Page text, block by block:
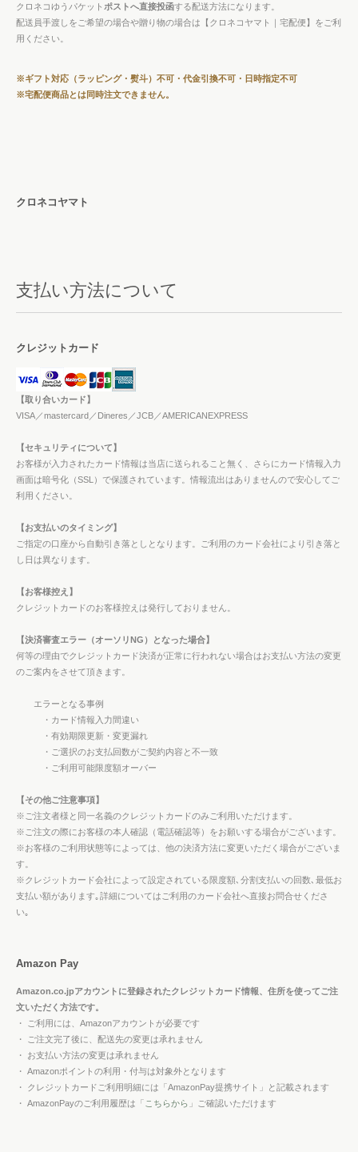
クロネコゆうパケット ポストへ直接投函する配送方法になります。
配送員手渡しをご希望の場合や贈り物の場合は【クロネコヤマト｜宅配便】をご利
用ください。
※ギフト対応（ラッピング・熨斗）不可・代金引換不可・日時指定不可
※宅配便商品とは同時注文できません。
クロネコヤマト
支払い方法について
クレジットカード
【取り合いカード】
VISA／mastercard／Dineres／JCB／AMERICANEXPRESS
【セキュリティについて】
お客様が入力されたカード情報は当店に送られること無く、さらにカード情報入力
画面は暗号化（SSL）で保護されています。情報流出はありませんので安心してご
利用ください。
【お支払いのタイミング】
ご指定の口座から自動引き落としとなります。ご利用のカード会社により引き落と
し日は異なります。
【お客様控え】
クレジットカードのお客様控えは発行しておりません。
【決済審査エラー（オーソリNG）となった場合】
何等の理由でクレジットカード決済が正常に行われない場合はお支払い方法の変更
のご案内をさせて頂きます。
エラーとなる事例
・カード情報入力間違い
・有効期限更新・変更漏れ
・ご選択のお支払回数がご契約内容と不一致
・ご利用可能限度額オーバー
【その他ご注意事項】
※ご注文者様と同一名義のクレジットカードのみご利用いただけます。
※ご注文の際にお客様の本人確認（電話確認等）をお願いする場合がございます。
※お客様のご利用状態等によっては、他の決済方法に変更いただく場合がございま
す。
※クレジットカード会社によって設定されている限度額､分割支払いの回数､最低お
支払い額があります｡詳細についてはご利用のカード会社へ直接お問合せくださ
い｡
Amazon Pay
Amazon.co.jpアカウントに登録されたクレジットカード情報、住所を使ってご注
文いただく方法です。
・ ご利用には、Amazonアカウントが必要です
・ ご注文完了後に、配送先の変更は承れません
・ お支払い方法の変更は承れません
・ Amazonポイントの利用・付与は対象外となります
・ クレジットカードご利用明細には「AmazonPay提携サイト」と記載されます
・ AmazonPayのご利用履歴は「 こちらから 」ご確認いただけます